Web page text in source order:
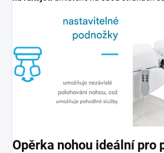
Opěrka nohou ideální pro